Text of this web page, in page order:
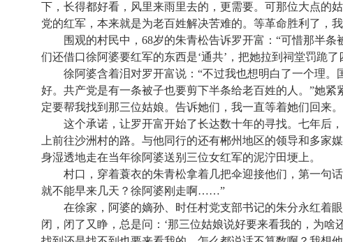
下，长得都好看，风里来雨里去的，更需要。可那位大点的
党的红军，本来就是为老百姓解决苦难的。等革命胜利了，
围观的村民中， 68岁的朱青松告诉罗开富：“可惜那半
们还借口徐阿婆要红军的东西是‘通共’，把她拉到祠堂罚跪了
徐阿婆含着泪对罗开富说： “不过我也想明白了一个理。
好。共产党是有一条被子也要剪下半条给老百姓的人。”她紧
定要帮我找到那三位姑娘。告诉她们，我一直等着她们回来
这个承诺，让罗开富开始了长达数十年的寻找。七年后，
上前往沙洲村的路。与他同行的还有郴州地区的领导和多家
身湿透地走在当年徐阿婆送别三位女红军的泥泞田埂上。
村口，穿着蓑衣的朱青松拿着几把伞迎接他们，第一句
就不能早来几天？徐阿婆刚走啊……”
在徐家，阿婆的嫡孙、时任村党支部书记的朱分永红着
闭，闭了又睁，总是问：‘那三位姑娘说好要来看我的，为啥